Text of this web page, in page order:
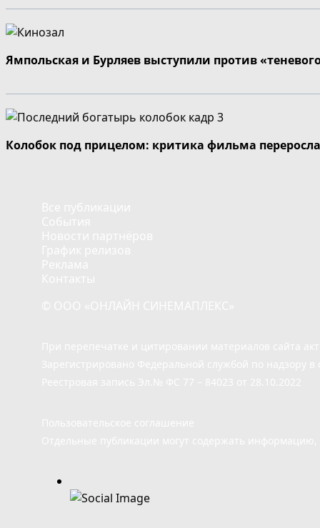
Ямпольская и Бурляев выступили против
Колобок под прицелом: критика фильма